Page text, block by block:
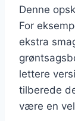
Denne
For
ekstra
lettere
tilberede
være en